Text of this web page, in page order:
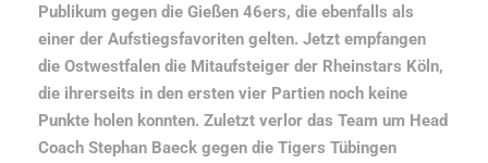
Publikum gegen die Gießen 46ers, die ebenfalls als
einer der Aufstiegsfavoriten gelten. Jetzt empfangen
die Ostwestfalen die Mitaufsteiger der Rheinstars Köln,
die ihrerseits in den ersten vier Partien noch keine
Punkte holen konnten. Zuletzt verlor das Team um Head
Coach Stephan Baeck gegen die Tigers Tübingen